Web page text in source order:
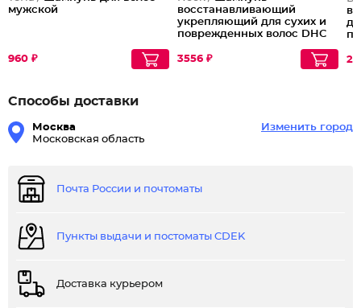
мужской
960 ₽
восстанавливающий
укрепляющий для сухих и
поврежденных волос DHC
3556 ₽
Способы доставки
Москва
Московская область
Изменить город
Почта России и почтоматы
Пункты выдачи и постоматы CDEK
Доставка курьером